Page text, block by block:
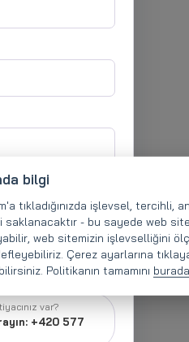
var?
+420 577
bilgi
tıkladığınızda işlevsel, tercihli,
saklanacaktır - bu sayede web
web sitemizin işlevselliğini
Çerez ayarlarına
Politikanın tamamını burada